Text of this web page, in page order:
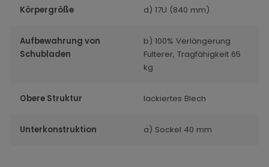
Körpergröße d) 17U (840 mm)
Aufbewahrung von
Schubladen
b) 100% Verlängerung
Fulterer, Tragfähigkeit 65
kg
Obere Struktur lackiertes Blech
Unterkonstruktion a) Sockel 40 mm